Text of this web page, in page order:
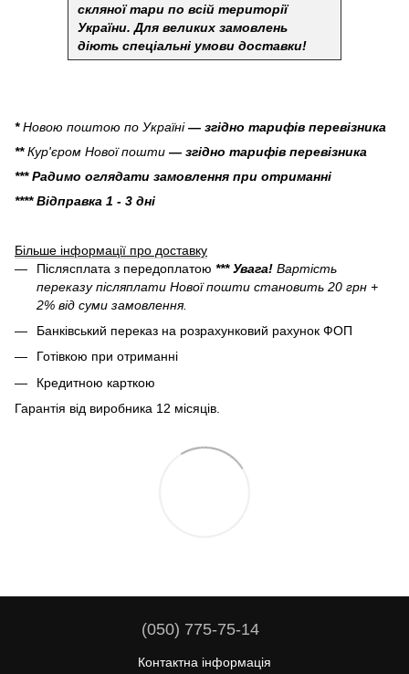
скляної тари по всій території
України. Для великих замовлень
діють спеціальні умови доставки!
*Новою поштою по Україні— згідно тарифів перевізника
**Кур'єром Нової пошти — згідно тарифів перевізника
*** Радимо оглядати замовлення при отриманні
**** Відправка 1 - 3 дні
Більше інформації про доставку
Післясплата з передоплатою *** Увага! Вартість
переказу післяплати Нової пошти становить 20 грн +
2% від суми замовлення.
Банківський переказ на розрахунковий рахунок ФОП
Готівкою при отриманні
Кредитною карткою
Гарантія від виробника 12 місяців.
(050) 775-75-14
Контактна інформація